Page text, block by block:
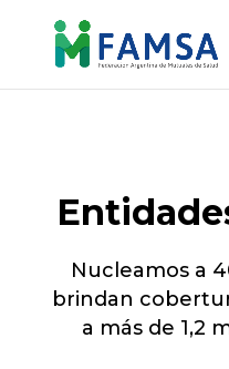
Nucleamos a
brindan
a más de 1,2